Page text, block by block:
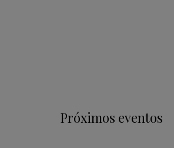
Próximos eventos